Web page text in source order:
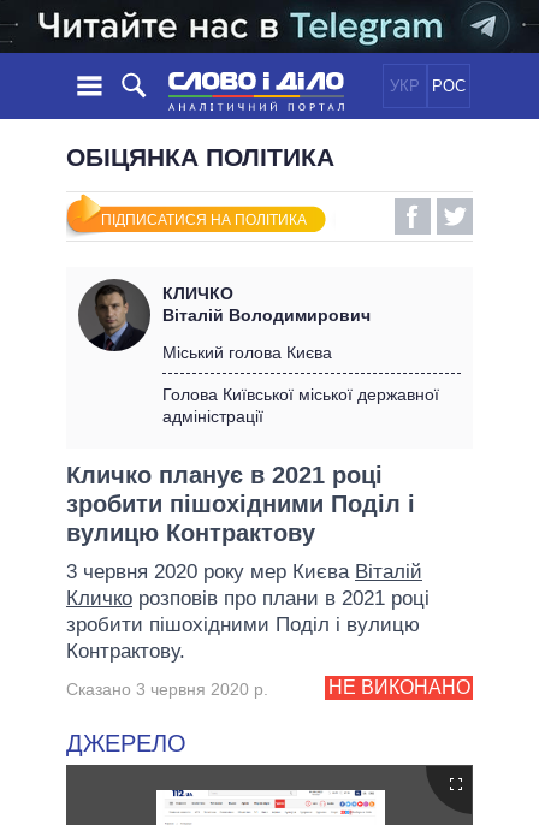
УКР РОС
НОВИНИ
СТРІЧКА
ПОДІЇ
СТАТТІ
ДУМКИ
ОГЛЯДИ
ДАЙДЖЕСТИ
ПОЛІТИКА
ЕКОНОМІКА
СВІТ
ОБIЦЯНКИ
УСІ ПОЛІТИКИ
ПРЕЗИДЕНТ І ОФІС
КАБІНЕТ МІНІСТРІВ
МЕРИ МІСТ
ВСІ ПЕРСОНИ
ІНФОГРАФІКА
ВІДЕО
ПІДТРИМАТИ
ПОРІВНЯННЯ ПОЛІТИКІВ
ОБІЦЯНКА ПОЛІТИКА
ПІДПИСАТИСЯ НА ПОЛІТИКА
КЛИЧКО
Віталій Володимирович
Міський голова Києва
Голова Київської міської державної
адміністрації
Кличко планує в 2021 році
зробити пішохідними Поділ і
вулицю Контрактову
3 червня 2020 року мер Києва Віталій
Кличко розповів про плани в 2021 році
зробити пішохідними Поділ і вулицю
Контрактову.
НЕ ВИКОНАНО
Сказано 3 червня 2020 р.
ДЖЕРЕЛО